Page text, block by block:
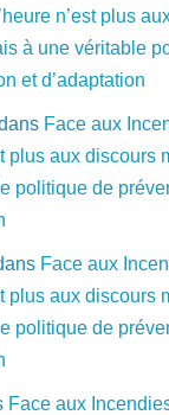
n’est plus
à une véritable
et d’adaptation
Face aux
plus aux discours
politique de
Face aux
plus aux discours
politique de
Face aux